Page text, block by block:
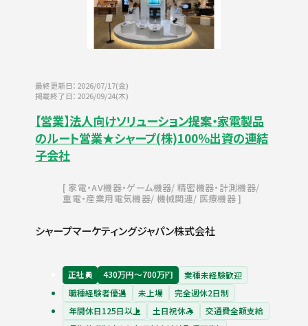
最終更新日：2026/07/17(金)
掲載終了日：2026/09/24(木)
【営業】法人向けソリューション提案・家電製品
のルート営業★シャープ(株)100％出資の連結
子会社
家電・AV機器・ゲーム機器 精密機器・計測機器
重電・産業用電気機器 機械関連 医療機器
シャープマーケティングジャパン株式会社
正社員 430万円〜700万円
業種未経験歓迎
職種経験者優遇
未上場
完全週休2日制
年間休日125日以上
土日祝休み
交通費全額支給